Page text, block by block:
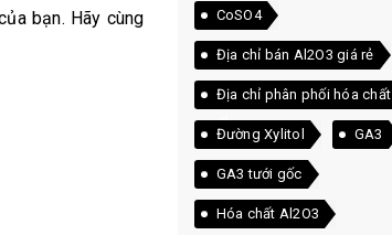
bạn. Hãy cùng
CoSO4
Địa chỉ bán Al2O3 giá rẻ
Địa chỉ phân phối hóa chất
Clorin
Đường Xylitol GA3
GA3 tưới gốc
Hóa chất Al2O3